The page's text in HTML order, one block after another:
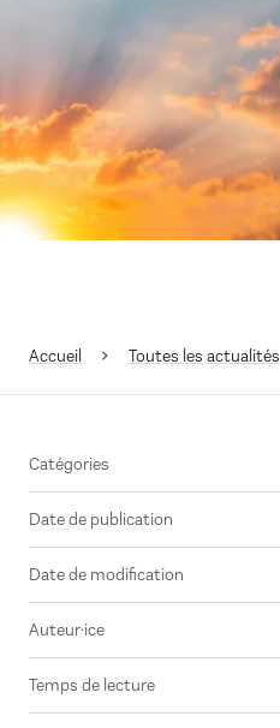
Accueil Toutes les actualités
Catégories
Date de publication
Date de modification
Auteur·ice
Temps de lecture